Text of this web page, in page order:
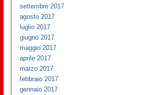
settembre 2017
agosto 2017
luglio 2017
giugno 2017
maggio 2017
aprile 2017
marzo 2017
febbraio 2017
gennaio 2017